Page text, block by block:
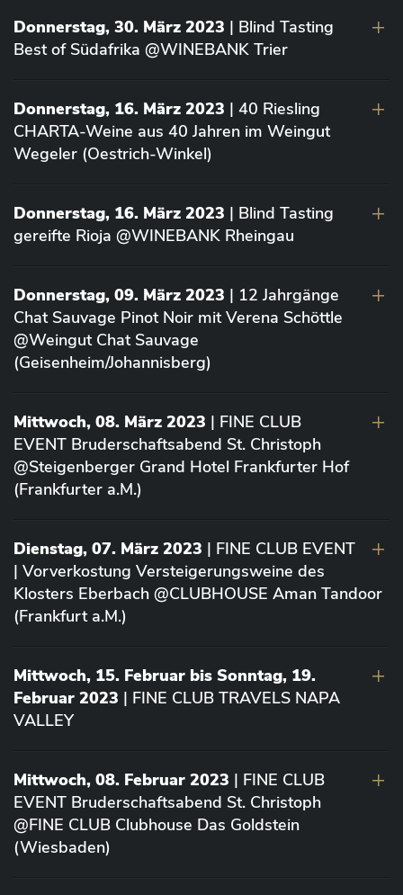
Donnerstag, 30. März 2023 | Blind Tasting
Best of Südafrika @WINEBANK Trier
Donnerstag, 16. März 2023 | 40 Riesling
CHARTA-Weine aus 40 Jahren im Weingut
Wegeler (Oestrich-Winkel)
Donnerstag, 16. März 2023 | Blind Tasting
gereifte Rioja @WINEBANK Rheingau
Donnerstag, 09. März 2023 | 12 Jahrgänge
Chat Sauvage Pinot Noir mit Verena Schöttle
@Weingut Chat Sauvage
(Geisenheim/Johannisberg)
Mittwoch, 08. März 2023 | FINE CLUB
EVENT Bruderschaftsabend St. Christoph
@Steigenberger Grand Hotel Frankfurter Hof
(Frankfurter a.M.)
Dienstag, 07. März 2023 | FINE CLUB EVENT
| Vorverkostung Versteigerungsweine des
Klosters Eberbach @CLUBHOUSE Aman Tandoor
(Frankfurt a.M.)
Mittwoch, 15. Februar bis Sonntag, 19.
Februar 2023 | FINE CLUB TRAVELS NAPA
VALLEY
Mittwoch, 08. Februar 2023 | FINE CLUB
EVENT Bruderschaftsabend St. Christoph
@FINE CLUB Clubhouse Das Goldstein
(Wiesbaden)